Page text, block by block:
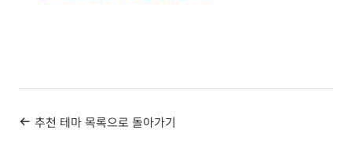
추천 테마 목록으로 돌아가기